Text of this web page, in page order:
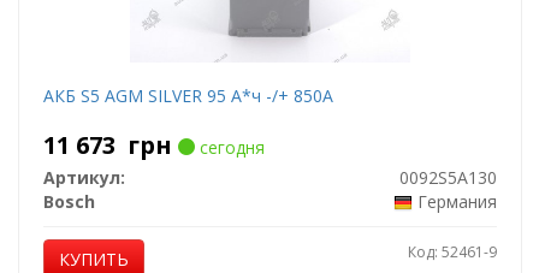
АКБ S5 AGM SILVER 95 А*ч -/+ 850A
11 673 грн
сегодня
Артикул:
0092S5A130
Bosch
Германия
КУПИТЬ Код: 52461-9